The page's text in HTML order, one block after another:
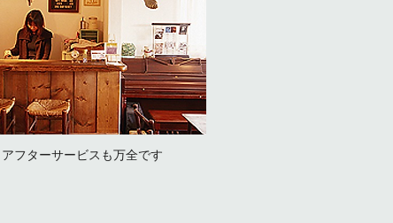
アフターサービスも万全です